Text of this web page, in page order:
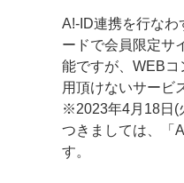
A!-ID連携を行なわ
ードで会員限定サ
能ですが、WEBコ
用頂けないサービ
※2023年4月18日(
つきましては、「
す。